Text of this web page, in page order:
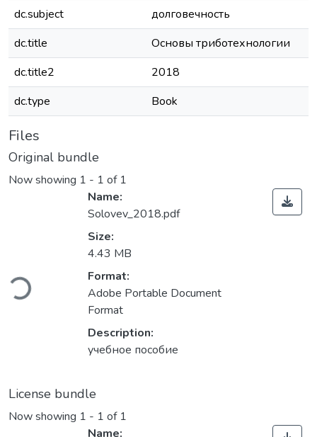
dc.subject
долговечность
dc.title
Основы триботехнологии
dc.title2
2018
dc.type
Book
Files
Original bundle
Now showing 1 - 1 of 1
Loading...
Name:
Solovev_2018.pdf
Size:
4.43 MB
Format:
Adobe Portable Document
Format
Description:
учебное пособие
License bundle
Now showing 1 - 1 of 1
Name: